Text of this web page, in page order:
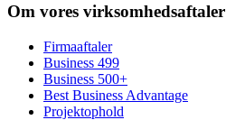
Om vores virksomhedsaftaler
Firmaaftaler
Business 499
Business 500+
Best Business Advantage
Projektophold